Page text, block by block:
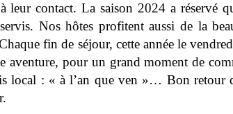
contact. La saison 2024 a réservé
Nos hôtes profitent aussi de la
fin de séjour, cette année le
aventure, pour un grand moment de
local : « à l’an que ven »… Bon retour